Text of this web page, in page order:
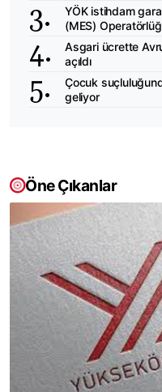
YÖK istihdam
(MES)
Asgari ücrette
açıldı
Çocuk
geliyor
Öne Çıkanlar